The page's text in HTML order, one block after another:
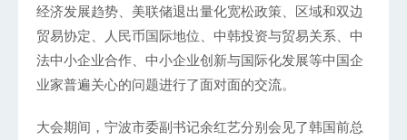
经济发展趋势、美联储退出量化宽松政策、区域和双边
贸易协定、人民币国际地位、中韩投资与贸易关系、中
法中小企业合作、中小企业创新与国际化发展等中国企
业家普遍关心的问题进行了面对面的交流。
大会期间，宁波市委副书记余红艺分别会见了韩国前总